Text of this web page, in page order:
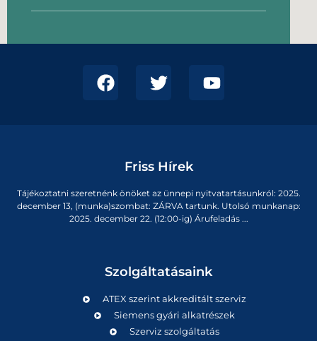
Friss Hírek
Tájékoztatni szeretnénk önöket az ünnepi nyitvatartásunkról: 2025.
december 13, (munka)szombat: ZÁRVA tartunk. Utolsó munkanap:
2025. december 22. (12:00-ig) Árufeladás ...
Szolgáltatásaink
ATEX szerint akkreditált szerviz
Siemens gyári alkatrészek
Szerviz szolgáltatás